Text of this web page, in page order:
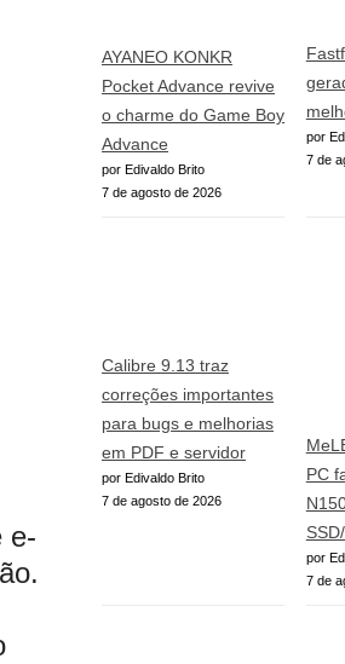
e-
AYANEO KONKR
Pocket Advance revive
o charme do Game Boy
Advance
por Edivaldo Brito
7 de agosto de 2026
por
7 de
Calibre 9.13 traz
correções importantes
para bugs e melhorias
em PDF e servidor
por Edivaldo Brito
7 de agosto de 2026
PC
por
7 de